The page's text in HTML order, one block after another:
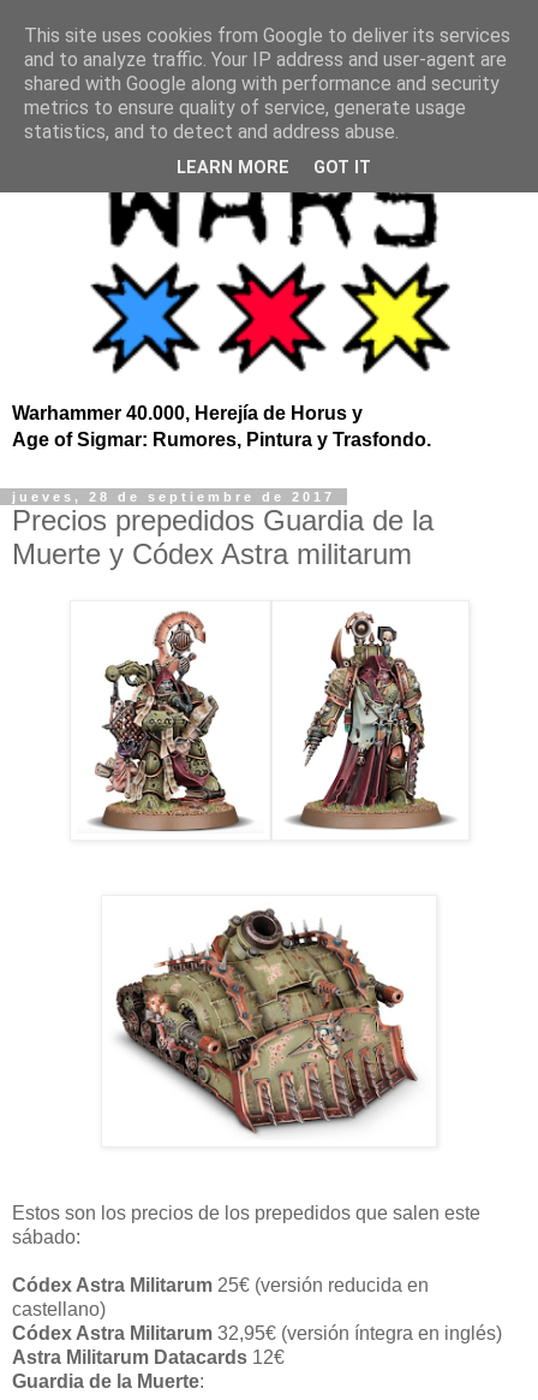
Warhammer 40.000, Herejía de Horus y
Age of Sigmar: Rumores, Pintura y Trasfondo.
jueves, 28 de septiembre de 2017
Precios prepedidos Guardia de la
Muerte y Códex Astra militarum
Estos son los precios de los prepedidos que salen este
sábado:
Códex Astra Militarum 25€ (versión reducida en
castellano)
Códex Astra Militarum 32,95€ (versión íntegra en inglés)
Astra Militarum Datacards 12€
Guardia de la Muerte:
This site uses cookies from Google to deliver its services
and to analyze traffic. Your IP address and user-agent are
shared with Google along with performance and security
metrics to ensure quality of service, generate usage
statistics, and to detect and address abuse.
LEARN MORE GOT IT